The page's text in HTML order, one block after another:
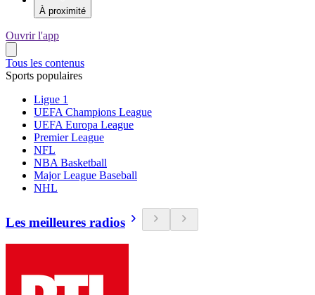
À proximité
Ouvrir l'app
Tous les contenus
Sports populaires
Ligue 1
UEFA Champions League
UEFA Europa League
Premier League
NFL
NBA Basketball
Major League Baseball
NHL
Les meilleures radios